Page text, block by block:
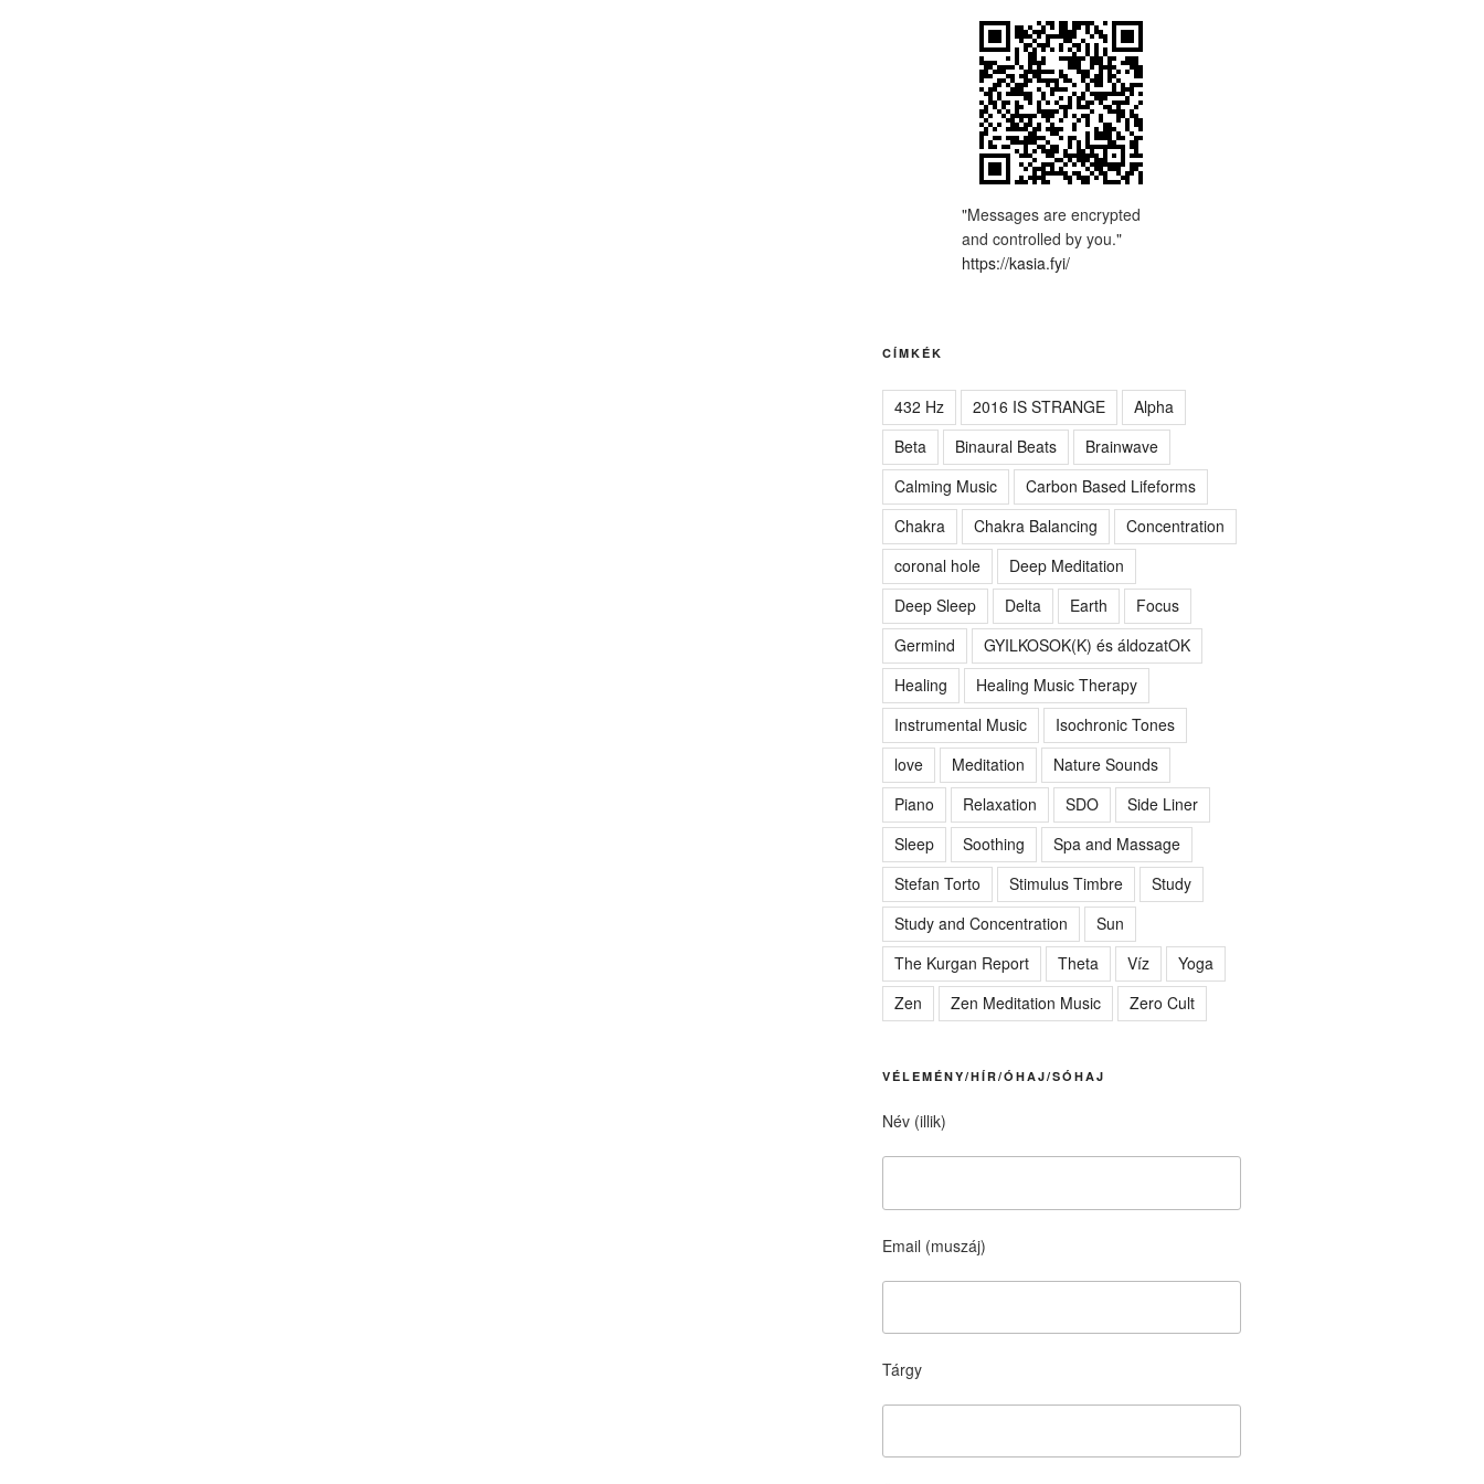
"Messages are encrypted
and controlled by you."
https://kasia.fyi/
CÍMKÉK
432 Hz 2016 IS STRANGE
Alpha
Beta
Binaural Beats
Brainwave
Calming Music
Carbon Based Lifeforms
Chakra
Chakra Balancing
Concentration
coronal hole
Deep Meditation
Deep Sleep
Delta Earth
Focus
Germind
GYILKOSOK(K) és áldozatOK
Healing
Healing Music Therapy
Instrumental Music
Isochronic Tones
love
Meditation
Nature Sounds
Piano
Relaxation SDO
Side Liner
Sleep
Soothing
Spa and Massage
Stefan Torto
Stimulus Timbre
Study
Study and Concentration
Sun
The Kurgan Report
Theta Víz
Yoga
Zen
Zen Meditation Music Zero Cult
VÉLEMÉNY/HÍR/ÓHAJ/SÓHAJ
Név (illik)
Email (muszáj)
Tárgy